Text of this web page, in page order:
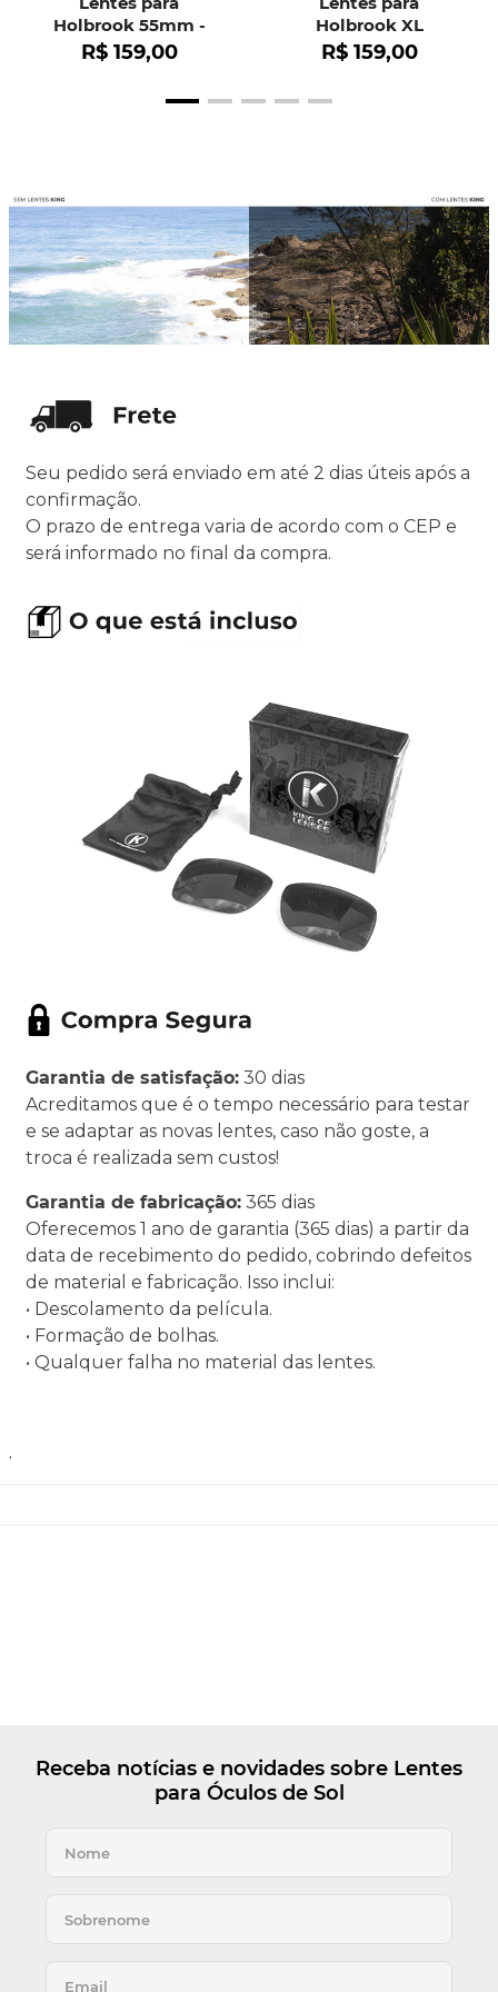
Holbrook 55mm -
OO9102
R$ 159,00
Holbrook XL
R$ 159,00
Seu pedido será enviado em até 2 dias úteis após a
confirmação.
O prazo de entrega varia de acordo com o CEP e
será informado no final da compra.
Garantia de satisfação: 30 dias
Acreditamos que é o tempo necessário para testar
e se adaptar as novas lentes, caso não goste, a
troca é realizada sem custos!
Garantia de fabricação: 365 dias
Oferecemos 1 ano de garantia (365 dias) a partir da
data de recebimento do pedido, cobrindo defeitos
de material e fabricação. Isso inclui:
• Descolamento da película.
• Formação de bolhas.
• Qualquer falha no material das lentes.
.
Receba notícias e novidades sobre Lentes
para Óculos de Sol